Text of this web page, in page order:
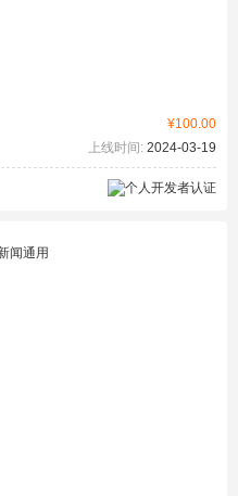
¥100.00
上线时间: 2024-03-19